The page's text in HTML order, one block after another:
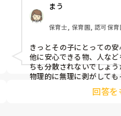
か、物理的に距離を離し
うなった原因とアドバイス
まう
保育士, 保育園, 認可保
きっとその子にとっての
他に安心できる物、人な
ちも分散されないでしょう
物理的に無理に剥がして
しまう気がします、、
私の園にも依存傾向のグ
回答を